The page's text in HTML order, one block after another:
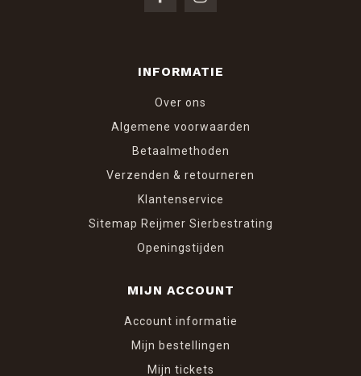
INFORMATIE
Over ons
Algemene voorwaarden
Betaalmethoden
Verzenden & retourneren
Klantenservice
Sitemap Reijmer Sierbestrating
Openingstijden
MIJN ACCOUNT
Account informatie
Mijn bestellingen
Mijn tickets